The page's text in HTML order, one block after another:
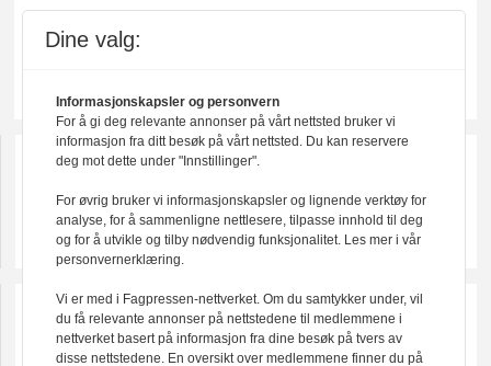
Dine valg:
Informasjonskapsler og personvern
For å gi deg relevante annonser på vårt nettsted bruker vi
informasjon fra ditt besøk på vårt nettsted. Du kan reservere
deg mot dette under "Innstillinger".
For øvrig bruker vi informasjonskapsler og lignende verktøy for
analyse, for å sammenligne nettlesere, tilpasse innhold til deg
og for å utvikle og tilby nødvendig funksjonalitet. Les mer i vår
personvernerklæring.
Vi er med i Fagpressen-nettverket. Om du samtykker under, vil
du få relevante annonser på nettstedene til medlemmene i
nettverket basert på informasjon fra dine besøk på tvers av
disse nettstedene. En oversikt over medlemmene finner du på